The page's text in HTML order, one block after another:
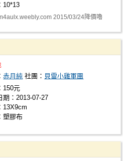
10*13
2015/03/24降價嚕
赤月純 社團： 貝雷小雞軍團
150元
期：2013-07-27
13X9cm
塑膠布